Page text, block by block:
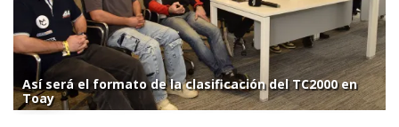
Así será el formato de la clasificación del TC2000 en
Toay